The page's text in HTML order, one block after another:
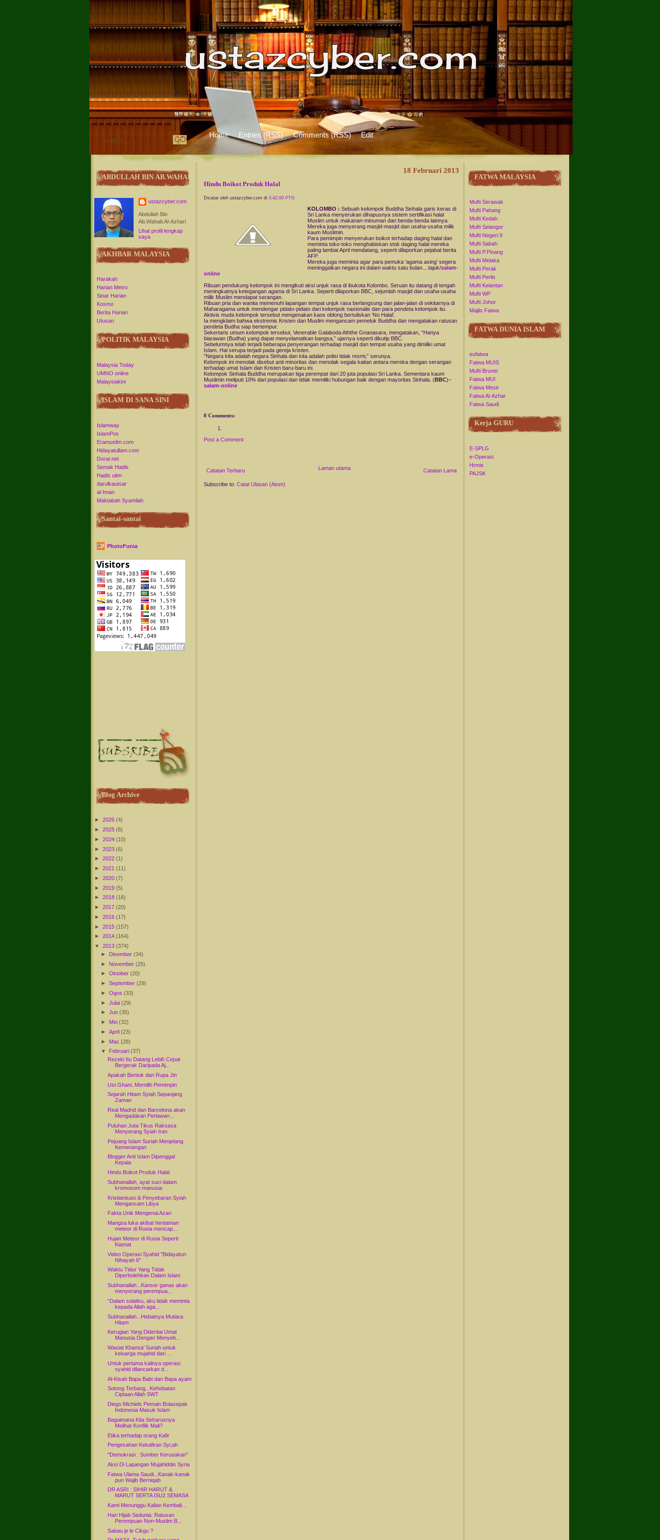
Home Entries (RSS) Comments (RSS) Edit
ABDULLAH BIN AB.WAHAB
ustazcyber.com
Abdullah Bin
Ab,Wahab Al-Azhari
Lihat profil lengkap
saya
AKHBAR MALAYSIA
Harakah
Harian Metro
Sinar Harian
Kosmo
Berita Harian
Utusan
POLITIK MALAYSIA
Malaysia Today
UMNO online
Malaysiakini
ISLAM DI SANA SINI
Islamway
IslamPos
Eramuslim.com
Hidayatullam.com
Dorar.net
Semak Hadis
Hadis uitm
darulkautsar
al-Iman
Maktabah Syamilah
Santai-santai
PhotoFunia
Blog Archive
► 2026 (4)
► 2025 (8)
► 2024 (10)
► 2023 (6)
► 2022 (1)
► 2021 (11)
► 2020 (7)
► 2019 (5)
► 2018 (18)
► 2017 (20)
► 2016 (17)
► 2015 (157)
► 2014 (164)
▼
2013 (374)
► Disember(34)
► November(25)
►Oktober(20)
►September(29)
►Ogos(33)
►Julai(29)
►Jun(35)
► Mei(32)
►April(23)
► Mac(28)
▼
Februari(37)
Rezeki Itu Datang Lebih Cepat
Bergerak Daripada Aj...
Apakah Bentuk dan Rupa Jin
Ust Ghani..Memilih Pemimpin
Sejarah Hitam Syiah Sepanjang
Zaman
Real Madrid dan Barcelona akan
Mengadakan Perlawan...
Puluhan Juta Tikus Raksasa
Menyerang Syiah Iran
Pejuang Islam Suriah Menjelang
Kemenangan
Blogger Anti Islam Dipenggal
Kepala
Hindu Boikot Produk Halal
Subhanallah, ayat suci dalam
kromosom manusia
Kristianisasi & Penyebaran Syiah
Mengancam Libya
Fakta Unik Mengenai Azan
Mangsa luka akibat hentaman
meteor di Rusia mencap...
Hujan Meteor di Rusia Seperti
Kiamat
Video Operasi Syahid "Bidayatun
Nihayah 6"
Waktu Tidur Yang Tidak
Diperbolehkan Dalam Islam
Subhanallah...Kanser ganas akan
menyerang perempua...
“Dalam solatku, aku tidak meminta
kepada Allah aga...
Subhanallah...Hebatnya Mutiara
Hitam
Kerugian Yang Dideritai Umat
Manusia Dengan Menyeb...
Wasiat Khansa' Suriah untuk
keluarga mujahid dari ...
Untuk pertama kalinya operasi
syahid dilancarkan d...
Al-Kisah Bapa Babi dan Bapa ayam
Sotong Terbang...Kehebatan
Ciptaan Allah SWT
Diego Michiels Pemain Bolasepak
Indonesia Masuk Islam
Bagaimana Kita Seharusnya
Melihat Konflik Mali?
Etika terhadap orang Kafir
Pengesahan Kekafiran Syi,ah
"Demokrasi : Sumber Kerusakan"
Aksi Di Lapangan Mujahiddin Syria
Fatwa Ulama Saudi...Kanak-kanak
pun Wajib Berniqab
DR ASRI : SIHIR HARUT &
MARUT SERTA ISU2 SEMASA
Kami Menunggu Kalian Kembali…
Hari Hijab Sedunia: Ratusan
Perempuan Non-Muslim B...
Sabau je le Cikgu ?
18 Februari 2013
Hindu Boikot Produk Halal
Dicatat oleh ustazcyber.com di 3:42:00 PTG
KOLOMBO : Sebuah kelompok Buddha Sinhala garis keras di
Sri Lanka menyerukan dihapusnya sistem sertifikasi halal
Muslim untuk makanan-minuman dan benda-benda lainnya.
Mereka juga menyerang masjid-masjid dan usaha-usaha milik
kaum Muslimin.
Para pemimpin menyerukan boikot terhadap daging halal dan
meminta toko-toko menghabiskan stok daging halal mereka
paling lambat April mendatang, seperti dilaporkan pejabat berita
AFP.
Mereka juga meminta agar para pemuka ‘agama asing’ segera
meninggalkan negara ini dalam waktu satu bulan....tajuk/salam-
online
Ribuan pendukung kelompok ini mengikuti aksi unjuk rasa di ibukota Kolombo. Seruan itu datang di tengah
meningkatnya ketegangan agama di Sri Lanka. Seperti dilaporkan BBC, sejumlah masjid dan usaha-usaha
milik Muslim mendapat serangan.
Ribuan pria dan wanita memenuhi lapangan tempat unjuk rasa berlangsung dan jalan-jalan di sekitarnya di
Maharagama untuk mendengar pidato-pidato dari kelompok nasionalis dan para pendeta kelompok itu.
Aktivis muda kelompok tersebut mengenakan kaos oblong bertuliskan ‘No Halal’.
Ia mengklaim bahwa ekstremis Kristen dan Muslim mengancam pemeluk Buddha dan mengatakan ratusan
pendeta Budha siap bertempur.
Sekertaris umum kelompok tersebut, Venerable Galaboda Aththe Gnanasara, mengatakan, “Hanya
biarawan (Budha) yang dapat menyelamatkan bangsa,” ujarnya seperti dikutip BBC.
Sebelumnya telah terjadi beberapa penyerangan terhadap masjid dan tempat usaha yang dimiliki umat
Islam. Hal serupa terjadi pada gereja kristen.
“Negara kita adalah negara Sinhala dan kita adalah polisi tidak resmi,” serunya.
Kelompok ini menolak disebut anti minoritas dan menolak segala kaitan antara mereka dengan serangan
terhadap umat Islam dan Kristen baru-baru ini.
Kelompok Sinhala Buddha merupakan tiga perempat dari 20 juta populasi Sri Lanka. Sementara kaum
Muslimin meliputi 10% dari populasi dan tidak memiliki hubungan baik dengan mayoritas Sinhala. (BBC)–
salam-online
0 Comments:
Post a Comment
Catatan Terbaru Catatan Lama
Laman utama
Subscribe to: Catat Ulasan (Atom)
FATWA MALAYSIA
Mufti Serawak
Mufti Pahang
Mufti Kedah
Mufti Selangor
Mufti Negeri 9
Mufti Sabah
Mufti P.Pinang
Mufti Melaka
Mufti Perak
Mufti Perlis
Mufti Kelantan
Mufti WP
Mufti Johor
Majlis Fatwa
FATWA DUNIA ISLAM
eufatwa
Fatwa MUIS
Mufti Brunei
Fatwa MUI
Fatwa Mesir
Fatwa Al-Azhar
Fatwa Saudi
Kerja GURU
E-SPLG
e-Operasi
Hrmis
PAJSK